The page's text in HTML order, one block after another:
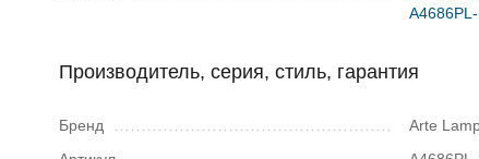
Производитель, серия, стиль, гарантия
Бренд
Arte